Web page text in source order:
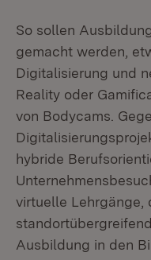
So sollen
gemacht werden,
Digitalisierung und
Reality oder
von Bodycams.
hybride
virtuelle Lehrgänge,
Ausbildung in den